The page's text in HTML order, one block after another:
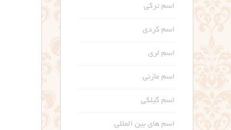
اسم ترکی
اسم کردی
اسم لری
اسم مازنی
اسم گیلکی
اسم های بین المللی